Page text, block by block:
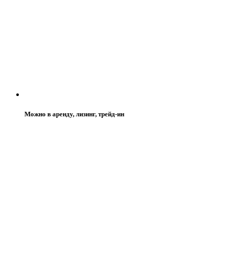
Можно в аренду, лизинг, трейд-ин